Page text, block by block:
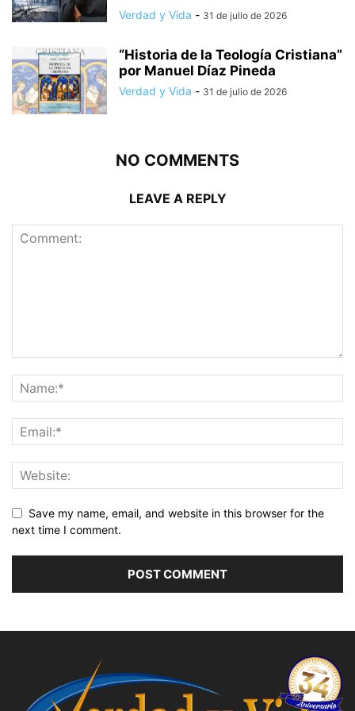
Verdad y Vida - 31 de julio de 2026
“Historia de la Teología Cristiana”
por Manuel Díaz Pineda
Verdad y Vida - 31 de julio de 2026
NO COMMENTS
LEAVE A REPLY
Save my name, email, and website in this browser for the
next time I comment.